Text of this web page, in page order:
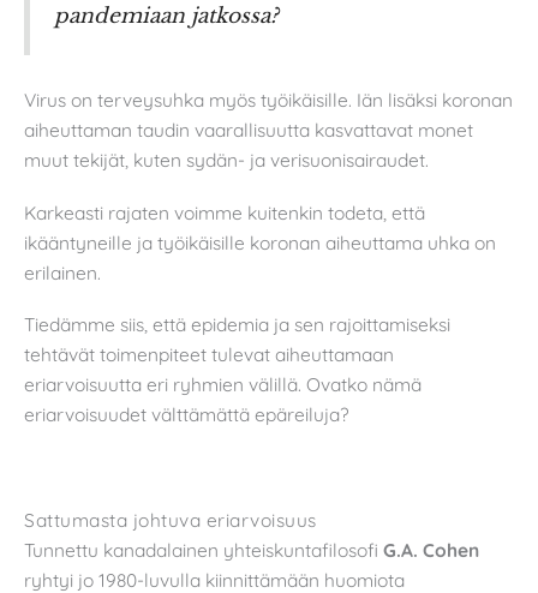
pandemiaan jatkossa?
Virus on terveysuhka myös työikäisille. Iän lisäksi koronan
aiheuttaman taudin vaarallisuutta kasvattavat monet
muut tekijät, kuten sydän- ja verisuonisairaudet.
Karkeasti rajaten voimme kuitenkin todeta, että
ikääntyneille ja työikäisille koronan aiheuttama uhka on
erilainen.
Tiedämme siis, että epidemia ja sen rajoittamiseksi
tehtävät toimenpiteet tulevat aiheuttamaan
eriarvoisuutta eri ryhmien välillä. Ovatko nämä
eriarvoisuudet välttämättä epäreiluja?
Sattumasta johtuva eriarvoisuus
Tunnettu kanadalainen yhteiskuntafilosofi G.A. Cohen
ryhtyi jo 1980-luvulla kiinnittämään huomiota